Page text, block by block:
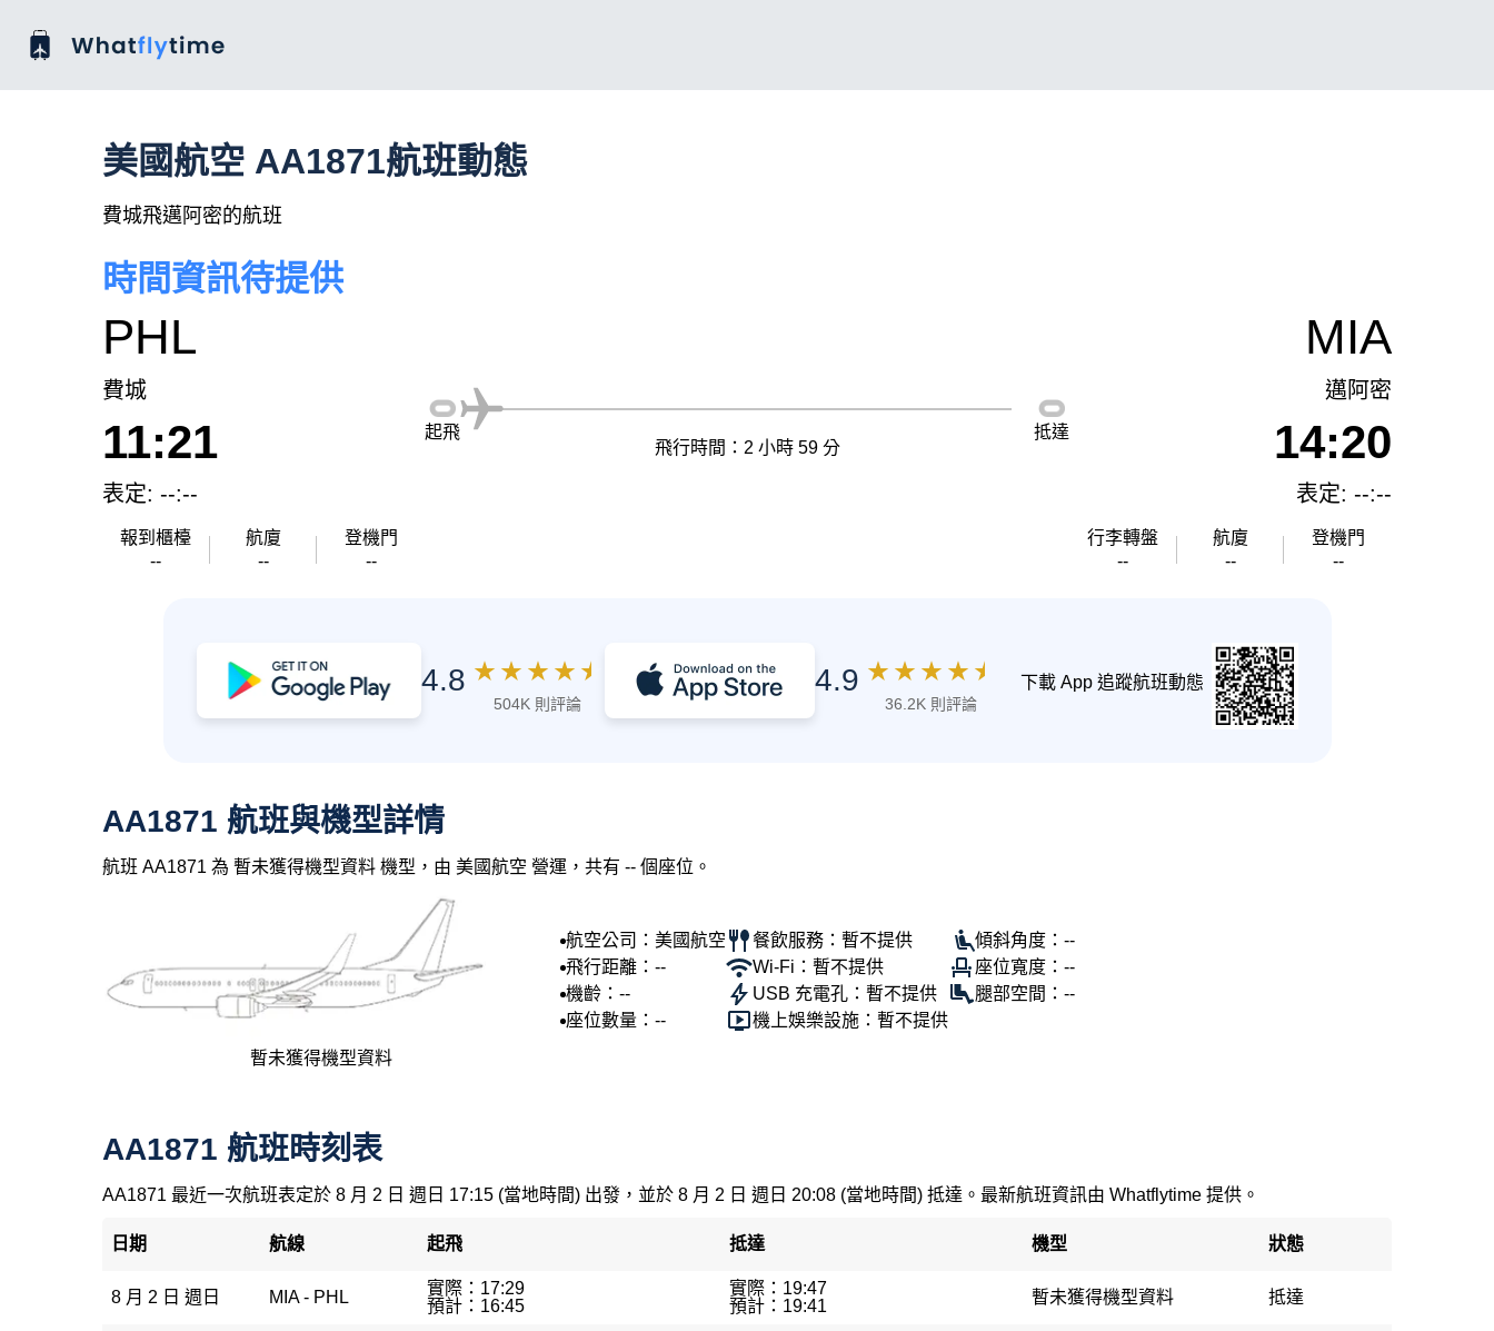
美國航空 AA1871航班動態
費城飛邁阿密的航班
時間資訊待提供
PHL
費城
11:21
表定: --:--
報到櫃檯
--
航廈
--
登機門
--
起飛
飛行時間：2 小時 59 分
抵達
MIA
邁阿密
14:20
表定: --:--
行李轉盤
--
航廈
--
登機門
--
4.8 ★ ★ ★ ★ ★
504K 則評論
4.9 ★ ★ ★ ★ ★
36.2K 則評論
下載 App 追蹤航班動態
AA1871 航班與機型詳情
航班 AA1871 為 暫未獲得機型資料 機型，由 美國航空 營運，共有 -- 個座位。
暫未獲得機型資料
航空公司：美國航空
飛行距離：--
機齡：--
座位數量：--
餐飲服務：暫不提供
Wi-Fi：暫不提供
USB 充電孔：暫不提供
機上娛樂設施：暫不提供
傾斜角度：--
座位寬度：--
腿部空間：--
AA1871 航班時刻表
AA1871 最近一次航班表定於 8 月 2 日 週日 17:15 (當地時間) 出發，並於 8 月 2 日 週日 20:08 (當地時間) 抵達。最新航班資訊由 Whatflytime 提供。
日期 航線 起飛 抵達 機型 狀態
8 月 2 日 週日 MIA - PHL
實際：17:29
預計：16:45
實際：19:47
預計：19:41
暫未獲得機型資料 抵達